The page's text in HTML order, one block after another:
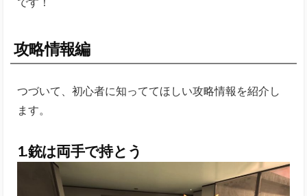
攻略情報編
つづいて、初心者に知っててほしい攻略情報を紹介し
ます。
1.銃は両手で持とう